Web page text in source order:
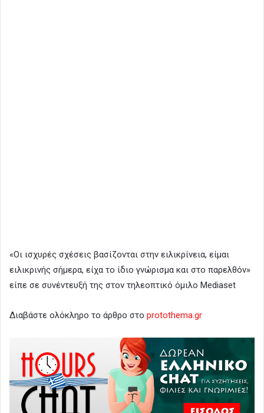
«Οι ισχυρές σχέσεις βασίζονται στην ειλικρίνεια, είμαι
ειλικρινής σήμερα, είχα το ίδιο γνώρισμα και στο παρελθόν»
είπε σε συνέντευξή της στον τηλεοπτικό όμιλο Μediaset
Διαβάστε ολόκληρο το άρθρο στο protothema.gr